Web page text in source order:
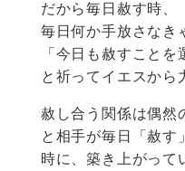
だから毎日赦す時、
毎日何か手放さなき
「今日も赦すことを
と祈ってイエスから
赦し合う関係は偶然
と相手が毎日「赦す
時に、築き上がって